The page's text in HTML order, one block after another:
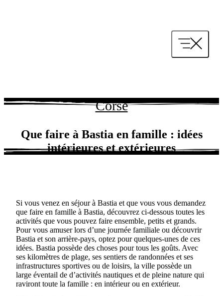
Corse
Que faire à Bastia en famille : idées
intérieures et extérieures
Si vous venez en séjour à Bastia et que vous vous demandez
que faire en famille à Bastia, découvrez ci-dessous toutes les
activités que vous pouvez faire ensemble, petits et grands.
Pour vous amuser lors d’une journée familiale ou découvrir
Bastia et son arrière-pays, optez pour quelques-unes de ces
idées. Bastia possède des choses pour tous les goûts. Avec
ses kilomètres de plage, ses sentiers de randonnées et ses
infrastructures sportives ou de loisirs, la ville possède un
large éventail de d’activités nautiques et de pleine nature qui
raviront toute la famille : en intérieur ou en extérieur.